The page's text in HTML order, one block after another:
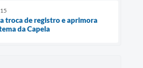
troca de registro e aprimora
da Capela